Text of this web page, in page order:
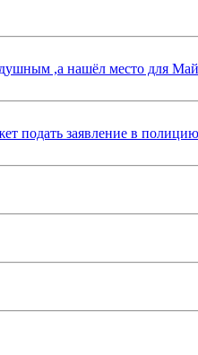
,а нашёл место для
заявление в